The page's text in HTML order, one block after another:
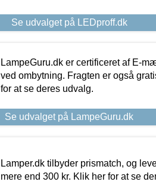
Se udvalget på LEDproff.dk
LampeGuru.dk er certificeret af E-
ved ombytning. Fragten er også
for at se deres udvalg.
Se udvalget på LampeGuru.dk
Lamper.dk tilbyder prismatch, og
mere end 300 kr. Klik her for at se